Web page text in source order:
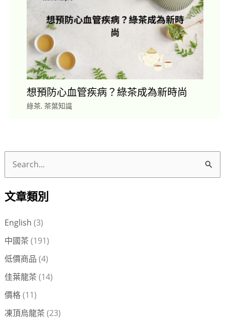
想預防心血管疾病？綠茶成為新時尚
綠茶, 茶葉知識
關
文章類別
English (3)
中國茶 (191)
低價商品 (4)
佳葉龍茶 (14)
價格(11)
凍頂烏龍茶 (23)